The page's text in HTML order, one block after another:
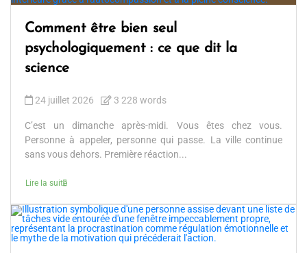
Comment être bien seul
psychologiquement : ce que dit la
science
24 juillet 2026 3 228 words
C’est un dimanche après-midi. Vous êtes chez vous.
Personne à appeler, personne qui passe. La ville continue
sans vous dehors. Première réaction...
Lire la suite